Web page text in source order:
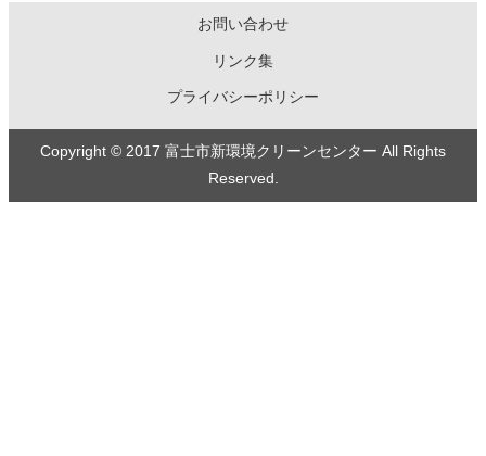
お問い合わせ
リンク集
プライバシーポリシー
Copyright © 2017 富士市新環境クリーンセンター All Rights
Reserved.